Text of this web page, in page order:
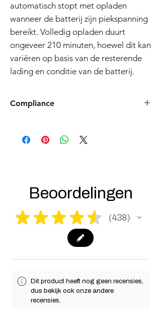
automatisch stopt met opladen
wanneer de batterij zijn piekspanning
bereikt. Volledig opladen duurt
ongeveer 210 minuten, hoewel dit kan
variëren op basis van de resterende
lading en conditie van de batterij.
Compliance
the USA need to be made compliant with
US federal laws about airsoft (orange plug,
you for your understanding.
Beoordelingen
★ ★ ★ ★ ★ 438
438
Dit product heeft nog geen recensies,
dus bekijk ook onze andere
recensies.